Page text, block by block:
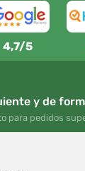
4,7/5
y de
para pedidos
devoluciones
o cambiar su